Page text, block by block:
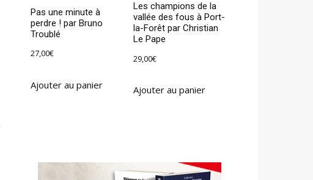
Pas une minute à
perdre ! par Bruno
Troublé
27,00€
Ajouter au panier
Les champions de la
vallée des fous à Port-
la-Forêt par Christian
Le Pape
29,00€
Ajouter au panier